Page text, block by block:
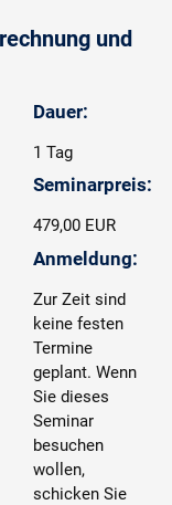
und
Dauer:
1 Tag
Seminarpreis:
479,00 EUR
Anmeldung:
Zur Zeit sind
keine festen
Termine
geplant. Wenn
Sie dieses
Seminar
besuchen
wollen,
schicken Sie